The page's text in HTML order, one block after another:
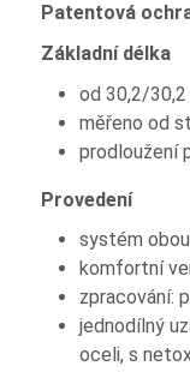
Patentová
Základní délka
od 30,2/30,2
měřeno od
prodloužení
Provedení
systém
komfortní
zpracování:
jednodílný
oceli, s